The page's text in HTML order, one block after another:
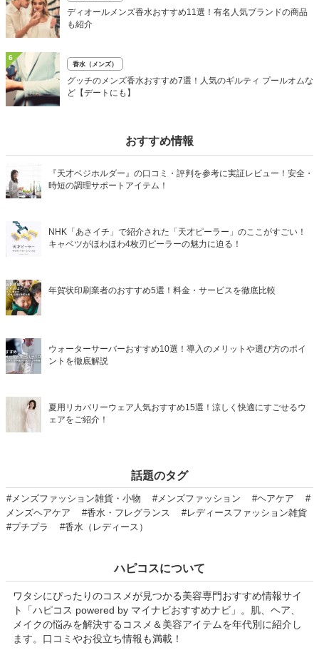
ディオールメンズ香水おすすめ11選！有名人気ブランドの商品
も紹介
6
香水（メンズ）
グッチのメンズ香水おすすめ7選！人気のギルティ プールオムな
ど【デートにも】
おすすめ情報
『天才ベジホルダー』の口コミ・評判を参考に実証レビュー！安全・
時短の調理サポートアイテム！
NHK「あさイチ」で紹介された「天才ピーラー」のここがすごい！
キャベツがほわほわ4枚刃ピーラーの魅力に迫る！
年賀状印刷業者のおすすめ5選！料金・サービスを徹底比較
ウォーターサーバーおすすめ10選！導入のメリットや選び方のポイ
ントを徹底解説
夏用リカバリーウェア人気おすすめ15選！涼しく快適にすごせるウ
ェアをご紹介！
話題のタグ
#メンズファッション雑貨・小物 #メンズファッション #ヘアケア
#
メンズヘアケア
#香水・フレグランス
#レディースファッション雑貨
#プチプラ
#香水（レディース）
ハピコスについて
ワタシにぴったりのコスメが見つかる美容専門おすすめ情報サイ
ト「ハピコス powered by マイナビおすすめナビ」。肌、ヘア、
メイクの悩みを解決するコスメ＆美容アイテムを年代別に紹介し
ます。口コミやお役立ち情報も満載！